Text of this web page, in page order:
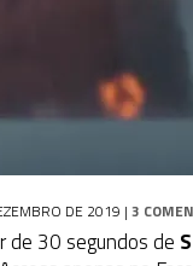
DE 2019 | 3
de 30 segundos de